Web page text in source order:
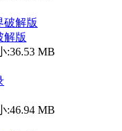
解版
:36.53 MB
:46.94 MB